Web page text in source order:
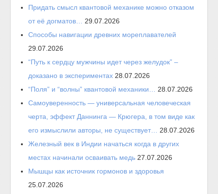
Придать смысл квантовой механике можно отказом
от её догматов… 29.07.2026
Способы навигации древних мореплавателей
29.07.2026
“Путь к сердцу мужчины идет через желудок” –
доказано в экспериментах 28.07.2026
“Поля” и “волны” квантовой механики… 28.07.2026
Самоуверенность — универсальная человеческая
черта, эффект Даннинга — Крюгера, в том виде как
его измыслили авторы, не существует… 28.07.2026
Железный век в Индии начаться когда в других
местах начинали осваивать медь 27.07.2026
Мышцы как источник гормонов и здоровья
25.07.2026